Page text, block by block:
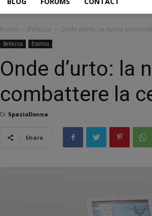
Home Bellezza Onde d’urto: la nuova
Bellezza Estetica
Onde d’urto: la
combattere la
Di SpazioDonna
Share